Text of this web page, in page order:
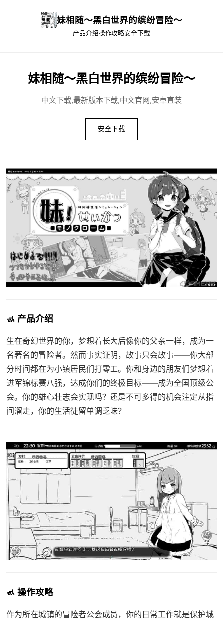
妹相随～黑白世界的缤纷冒险～
产品介绍操作攻略安全下载
妹相随～黑白世界的缤纷冒险～
中文下载,最新版本下载,中文官网,安卓直装
安全下载
🚮 产品介绍
生在奇幻世界的你，梦想着长大后像你的父亲一样，成为一
名著名的冒险者。然而事实证明，故事只会故事——你大部
分时间都在为小镇居民们打零工。你和身边的朋友们梦想着
进军锦标赛八强，达成你们的终极目标——成为全国顶级公
会。你的雄心壮志会实现吗？还是不可多得的机会注定从指
间溜走，你的生活徒留单调乏味？
🚮 操作攻略
作为所在城镇的冒险者公会成员，你的日常工作就是保护城